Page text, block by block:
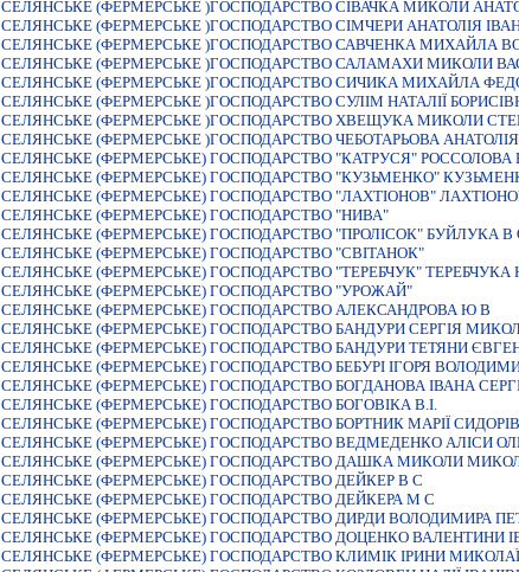
СЕЛЯНСЬКЕ (ФЕРМЕРСЬКЕ )ГОСПОДАРСТВО СIВАЧКА МИКОЛИ
СЕЛЯНСЬКЕ (ФЕРМЕРСЬКЕ )ГОСПОДАРСТВО СIМЧЕРИ АНАТОЛIЯ
СЕЛЯНСЬКЕ (ФЕРМЕРСЬКЕ )ГОСПОДАРСТВО САВЧЕНКА МИХАЙЛА
СЕЛЯНСЬКЕ (ФЕРМЕРСЬКЕ )ГОСПОДАРСТВО САЛАМАХИ МИКОЛИ
СЕЛЯНСЬКЕ (ФЕРМЕРСЬКЕ )ГОСПОДАРСТВО СИЧИКА МИХАЙЛА
СЕЛЯНСЬКЕ (ФЕРМЕРСЬКЕ )ГОСПОДАРСТВО СУЛIМ НАТАЛIЇ
СЕЛЯНСЬКЕ (ФЕРМЕРСЬКЕ )ГОСПОДАРСТВО ХВЕЩУКА МИКОЛИ
СЕЛЯНСЬКЕ (ФЕРМЕРСЬКЕ )ГОСПОДАРСТВО ЧЕБОТАРЬОВА
СЕЛЯНСЬКЕ (ФЕРМЕРСЬКЕ) ГОСПОДАРСТВО "КАТРУСЯ"
СЕЛЯНСЬКЕ (ФЕРМЕРСЬКЕ) ГОСПОДАРСТВО "КУЗЬМЕНКО"
СЕЛЯНСЬКЕ (ФЕРМЕРСЬКЕ) ГОСПОДАРСТВО "ЛАХТIОНОВ"
СЕЛЯНСЬКЕ (ФЕРМЕРСЬКЕ) ГОСПОДАРСТВО "НИВА"
СЕЛЯНСЬКЕ (ФЕРМЕРСЬКЕ) ГОСПОДАРСТВО "ПРОЛIСОК" БУЙЛУКА В
СЕЛЯНСЬКЕ (ФЕРМЕРСЬКЕ) ГОСПОДАРСТВО "СВIТАНОК"
СЕЛЯНСЬКЕ (ФЕРМЕРСЬКЕ) ГОСПОДАРСТВО "ТЕРЕБЧУК" ТЕРЕБЧУКА
СЕЛЯНСЬКЕ (ФЕРМЕРСЬКЕ) ГОСПОДАРСТВО "УРОЖАЙ"
СЕЛЯНСЬКЕ (ФЕРМЕРСЬКЕ) ГОСПОДАРСТВО АЛЕКСАНДРОВА Ю В
СЕЛЯНСЬКЕ (ФЕРМЕРСЬКЕ) ГОСПОДАРСТВО БАНДУРИ СЕРГIЯ
СЕЛЯНСЬКЕ (ФЕРМЕРСЬКЕ) ГОСПОДАРСТВО БАНДУРИ ТЕТЯНИ
СЕЛЯНСЬКЕ (ФЕРМЕРСЬКЕ) ГОСПОДАРСТВО БЕБУРI IГОРЯ
СЕЛЯНСЬКЕ (ФЕРМЕРСЬКЕ) ГОСПОДАРСТВО БОГДАНОВА IВАНА
СЕЛЯНСЬКЕ (ФЕРМЕРСЬКЕ) ГОСПОДАРСТВО БОГОВIКА В.I.
СЕЛЯНСЬКЕ (ФЕРМЕРСЬКЕ) ГОСПОДАРСТВО БОРТНИК МАРIЇ
СЕЛЯНСЬКЕ (ФЕРМЕРСЬКЕ) ГОСПОДАРСТВО ВЕДМЕДЕНКО АЛIСИ
СЕЛЯНСЬКЕ (ФЕРМЕРСЬКЕ) ГОСПОДАРСТВО ДАШКА МИКОЛИ
СЕЛЯНСЬКЕ (ФЕРМЕРСЬКЕ) ГОСПОДАРСТВО ДЕЙКЕР В С
СЕЛЯНСЬКЕ (ФЕРМЕРСЬКЕ) ГОСПОДАРСТВО ДЕЙКЕРА М С
СЕЛЯНСЬКЕ (ФЕРМЕРСЬКЕ) ГОСПОДАРСТВО ДИРДИ ВОЛОДИМИРА
СЕЛЯНСЬКЕ (ФЕРМЕРСЬКЕ) ГОСПОДАРСТВО ДОЦЕНКО ВАЛЕНТИНИ
СЕЛЯНСЬКЕ (ФЕРМЕРСЬКЕ) ГОСПОДАРСТВО КЛИМIК IРИНИ